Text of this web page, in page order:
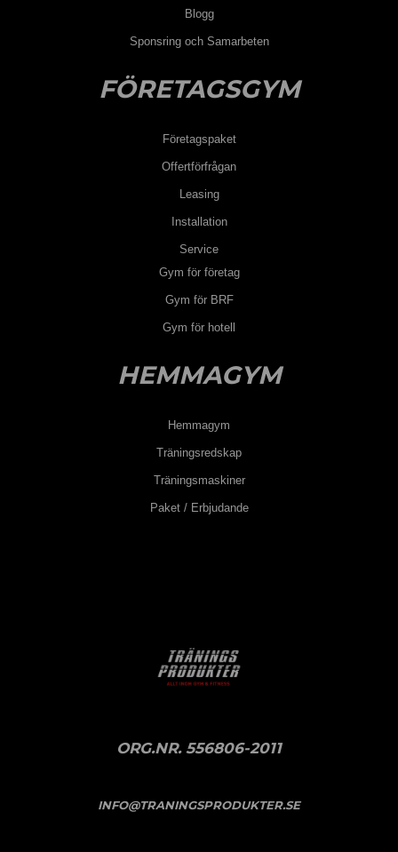
Blogg
Sponsring och Samarbeten
FÖRETAGSGYM
Företagspaket
Offertförfrågan
Leasing
Installation
Service
Gym för företag
Gym för BRF
Gym för hotell
HEMMAGYM
Hemmagym
Träningsredskap
Träningsmaskiner
Paket / Erbjudande
ORG.NR. 556806-2011
INFO@TRANINGSPRODUKTER.SE